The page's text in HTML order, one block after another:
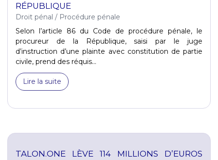
RÉPUBLIQUE
Droit pénal / Procédure pénale
Selon l’article 86 du Code de procédure pénale, le
procureur de la République, saisi par le juge
d’instruction d’une plainte avec constitution de partie
civile, prend des réquis...
Lire la suite
TALON.ONE LÈVE 114 MILLIONS D’EUROS